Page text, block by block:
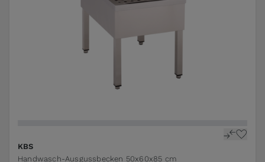
KBS
Handwasch-Ausgussbecken 50x60x85 cm